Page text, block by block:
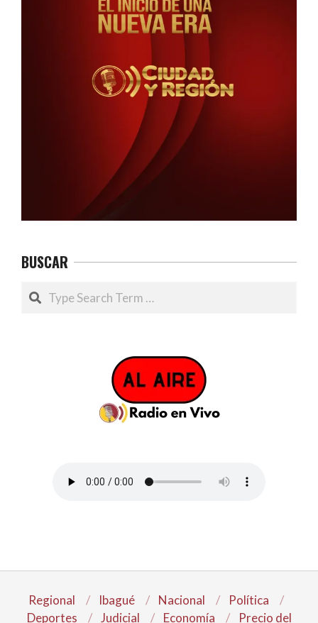
BUSCAR
Search
Regional Ibagué Nacional
Política
Deportes
Judicial Economía Precio del